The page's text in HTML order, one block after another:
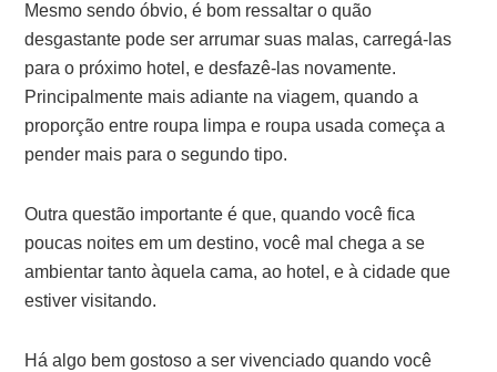
Mesmo sendo óbvio, é bom ressaltar o quão
desgastante pode ser arrumar suas malas, carregá-las
para o próximo hotel, e desfazê-las novamente.
Principalmente mais adiante na viagem, quando a
proporção entre roupa limpa e roupa usada começa a
pender mais para o segundo tipo.
Outra questão importante é que, quando você fica
poucas noites em um destino, você mal chega a se
ambientar tanto àquela cama, ao hotel, e à cidade que
estiver visitando.
Há algo bem gostoso a ser vivenciado quando você